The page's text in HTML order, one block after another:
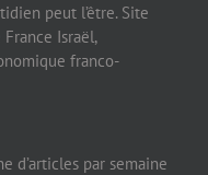
peut l’être. Site
Israël,
franco-
d’articles par semaine